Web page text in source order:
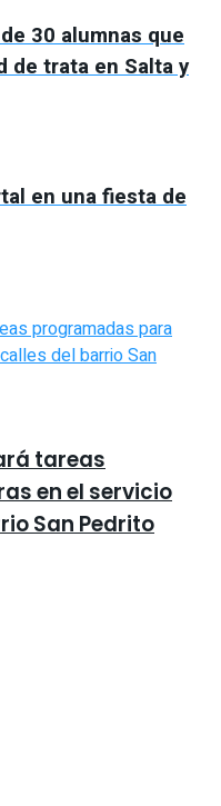
30 alumnas que
de trata en Salta y
en una fiesta de
tareas
en el servicio
San Pedrito